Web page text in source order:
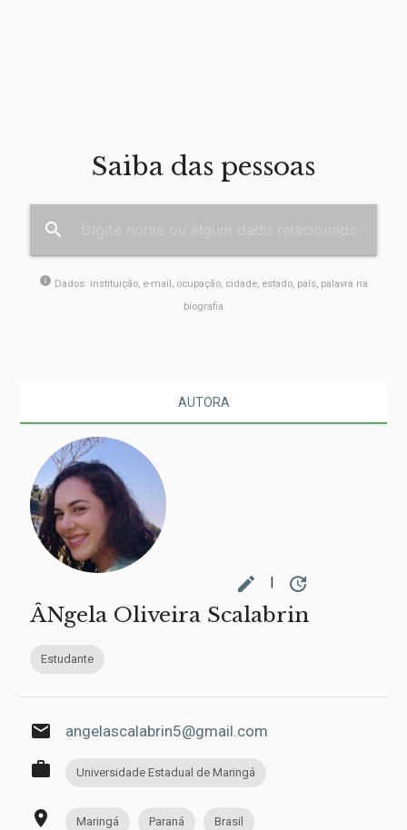
Saiba das pessoas
search
info Dados: instituição, e-mail, ocupação, cidade, estado, país, palavra na
biografia
AUTORA
edit update
ÂNgela Oliveira Scalabrin
Estudante
email angelascalabrin5@gmail.com
work Universidade Estadual de Maringá
place Maringá Paraná Brasil